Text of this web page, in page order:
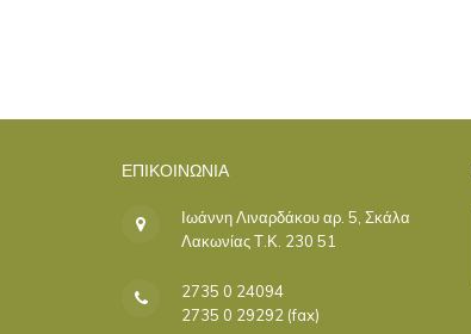
ΕΠΙΚΟΙΝΩΝΊΑ
Ιωάννη Λιναρδάκου αρ. 5, Σκάλα
Λακωνίας Τ.Κ. 230 51
2735 0 24094
2735 0 29292 (fax)